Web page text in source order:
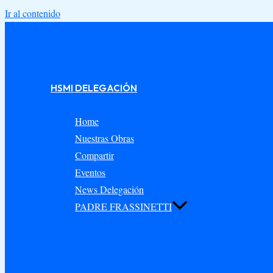
Ir al contenido
HSMI DELEGACIÓN
Home
Nuestras Obras
Compartir
Eventos
News Delegación
PADRE FRASSINETTI